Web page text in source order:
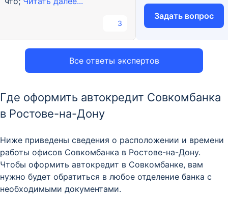
Все ответы экспертов
3
Задать вопрос
Где оформить автокредит Совкомбанка
в Ростове-на-Дону
Ниже приведены сведения о расположении и времени
работы офисов Совкомбанка в Ростове-на-Дону.
Чтобы оформить автокредит в Совкомбанке, вам
нужно будет обратиться в любое отделение банка с
необходимыми документами.